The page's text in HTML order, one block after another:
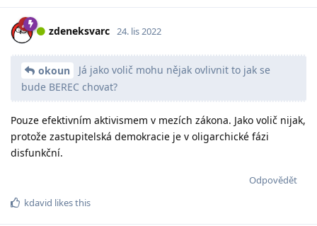
zdeneksvarc 24. lis 2022
okoun
Já jako volič mohu nějak ovlivnit to jak se
bude BEREC chovat?
Pouze efektivním aktivismem v mezích zákona. Jako volič nijak,
protože zastupitelská demokracie je v oligarchické fázi
disfunkční.
Odpovědět
kdavid likes this